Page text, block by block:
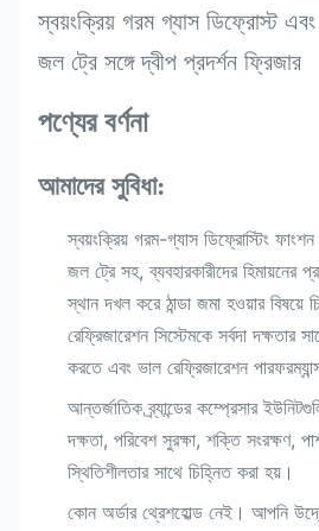
স্বয়ংক্রিয় গরম গ্যাস ডিফ্রোস্ট এবং
জল ট্রে সঙ্গে দ্বীপ প্রদর্শন ফ্রিজার
পণ্যের বর্ণনা
আমাদের সুবিধা:
স্বয়ংক্রিয় গরম-গ্যাস ডিফ্রোস্টিং ফাংশন
জল ট্রে সহ, ব্যবহারকারীদের হিমায়নের
স্থান দখল করে ঠান্ডা জমা হওয়ার বিষয়ে
রেফ্রিজারেশন সিস্টেমকে সর্বদা দক্ষতার
করতে এবং ভাল রেফ্রিজারেশন
আন্তর্জাতিক ব্র্যান্ডের কম্প্রেসার
দক্ষতা, পরিবেশ সুরক্ষা, শক্তি সংরক্ষণ,
স্থিতিশীলতার সাথে চিহ্নিত করা হয়।
কোন অর্ডার থ্রেশহোল্ড নেই। আপনি